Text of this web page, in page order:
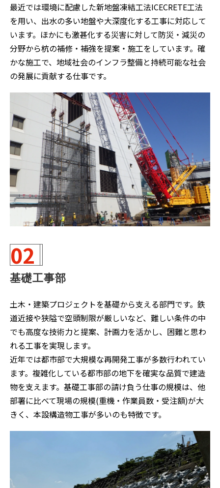
最近では環境に配慮した新地盤凍結工法ICECRETE工法
を用い、出水の多い地盤や大深度化する工事に対応して
います。ほかにも激甚化する災害に対して防災・減災の
分野から杭の補修・補強を提案・施工をしています。確
かな施工で、地域社会のインフラ整備と持続可能な社会
の発展に貢献する仕事です。
02
基礎工事部
土木・建築プロジェクトを基礎から支える部門です。鉄
道近接や狭隘で空頭制限が厳しいなど、難しい条件の中
でも高度な技術力と提案、計画力を活かし、困難と思わ
れる工事を実現します。
近年では都市部で大規模な再開発工事が多数行われてい
ます。複雑化している都市部の地下を確実な品質で建造
物を支えます。基礎工事部の請け負う仕事の規模は、他
部署に比べて現場の規模(重機・作業員数・受注額)が大
きく、本設構造物工事が多いのも特徴です。